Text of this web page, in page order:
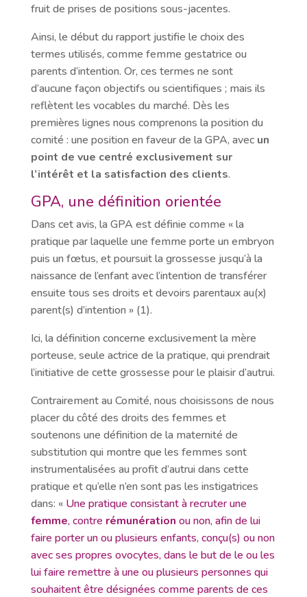
fruit de prises de positions sous-jacentes.
Ainsi, le début du rapport justifie le choix des
termes utilisés, comme femme gestatrice ou
parents d’intention. Or, ces termes ne sont
d’aucune façon objectifs ou scientifiques ; mais ils
reflètent les vocables du marché. Dès les
premières lignes nous comprenons la position du
comité : une position en faveur de la GPA, avec un
point de vue centré exclusivement sur
l’intérêt et la satisfaction des clients.
GPA, une définition orientée
Dans cet avis, la GPA est définie comme « la
pratique par laquelle une femme porte un embryon
puis un fœtus, et poursuit la grossesse jusqu’à la
naissance de l’enfant avec l’intention de transférer
ensuite tous ses droits et devoirs parentaux au(x)
parent(s) d’intention » (1).
Ici, la définition concerne exclusivement la mère
porteuse, seule actrice de la pratique, qui prendrait
l’initiative de cette grossesse pour le plaisir d’autrui.
Contrairement au Comité, nous choisissons de nous
placer du côté des droits des femmes et
soutenons une définition de la maternité de
substitution qui montre que les femmes sont
instrumentalisées au profit d’autrui dans cette
pratique et qu’elle n’en sont pas les instigatrices
dans: « Une pratique consistant à recruter une
femme, contre rémunération ou non, afin de lui
faire porter un ou plusieurs enfants, conçu(s) ou non
avec ses propres ovocytes, dans le but de le ou les
lui faire remettre à une ou plusieurs personnes qui
souhaitent être désignées comme parents de ces